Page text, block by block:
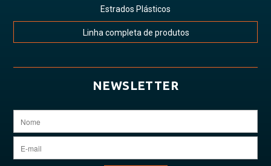
Estrados Plásticos
Linha completa de produtos
NEWSLETTER